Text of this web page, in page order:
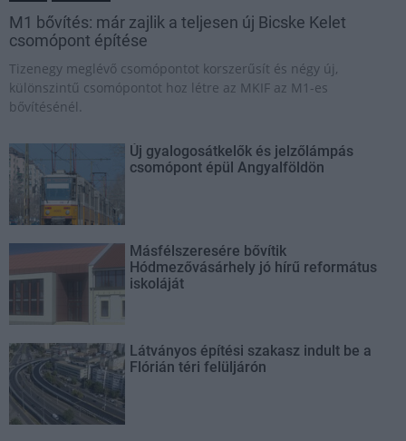
M1 bővítés: már zajlik a teljesen új Bicske Kelet
csomópont építése
Tizenegy meglévő csomópontot korszerűsít és négy új,
különszintű csomópontot hoz létre az MKIF az M1-es
bővítésénél.
Új gyalogosátkelők és jelzőlámpás
csomópont épül Angyalföldön
Másfélszeresére bővítik
Hódmezővásárhely jó hírű református
iskoláját
Látványos építési szakasz indult be a
Flórián téri felüljárón